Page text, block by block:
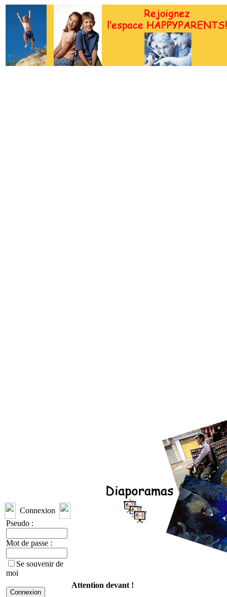
Connexion
Pseudo :
Mot de passe :
Se souvenir de
moi
Attention devant !